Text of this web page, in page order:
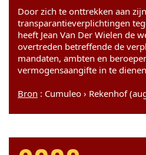
Door zich te onttrekken aan
transparantieverplichtingen
heeft Jean Van Der Wielen de
overtreden betreffende de
mandaten, ambten en
vermogensaangifte in te
Bron : Cumuleo › Rekenhof